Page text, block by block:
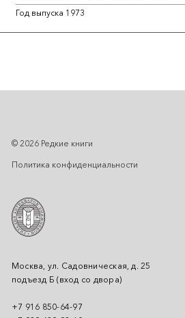
Год выпуска 1973
Москва, ул. Садовническая, д. 25
подъезд Б (вход со двора)
+7 916 850-64-97
© 2026 Редкие книги
Политика конфиденциальности